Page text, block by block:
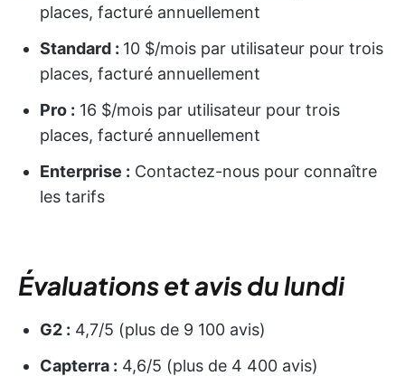
places, facturé annuellement
Standard : 10 $/mois par utilisateur pour trois
places, facturé annuellement
Pro : 16 $/mois par utilisateur pour trois
places, facturé annuellement
Enterprise : Contactez-nous pour connaître
les tarifs
Évaluations et avis du lundi
G2 : 4,7/5 (plus de 9 100 avis)
Capterra : 4,6/5 (plus de 4 400 avis)